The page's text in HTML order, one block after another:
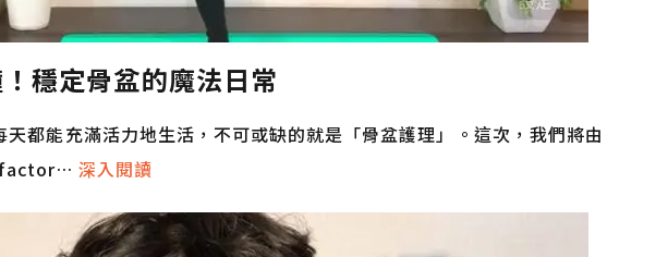
穩定骨盆的魔法日常
天都能充滿活力地生活，不可或缺的就是「骨盆護理」。這次，我們將由
深入閱讀